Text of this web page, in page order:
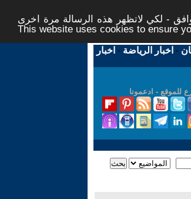
- لكي لاتظهر هذه الرسالة مرة اخرى -
This website uses cookies to ensure
- اخبار الرياضة - اخبار
للموقع - ادعمونا